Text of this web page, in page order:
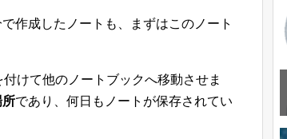
作成したノートも、まずはこのノート
けて他のノートブックへ移動させま
所であり、何日もノートが保存されてい